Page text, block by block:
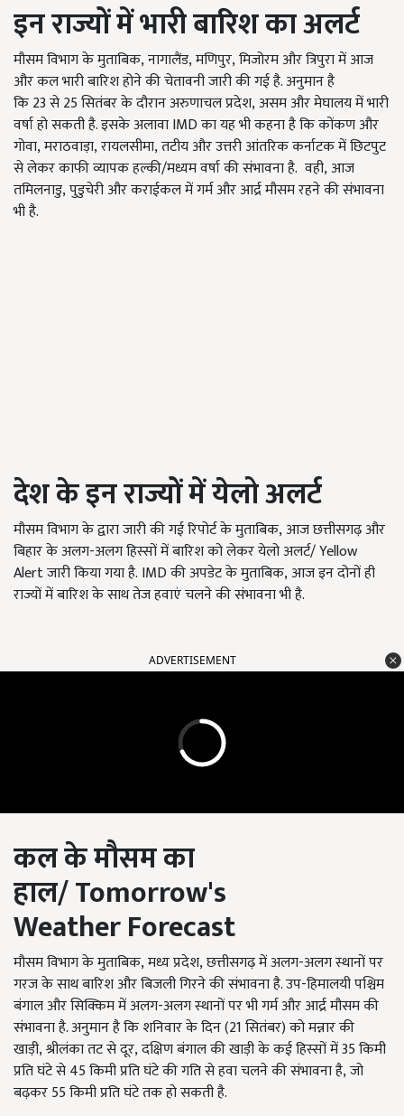
इन राज्यों में भारी बारिश का अलर्ट
मौसम विभाग के मुताबिक, नागालैंड, मणिपुर, मिजोरम और त्रिपुरा में आज
और कल भारी बारिश होने की चेतावनी जारी की गई है. अनुमान है
कि 23 से 25 सितंबर के दौरान अरुणाचल प्रदेश, असम और मेघालय में भारी
वर्षा हो सकती है. इसके अलावा IMD का यह भी कहना है कि कोंकण और
गोवा, मराठवाड़ा, रायलसीमा, तटीय और उत्तरी आंतरिक कर्नाटक में छिटपुट
से लेकर काफी व्यापक हल्की/मध्यम वर्षा की संभावना है. वही, आज
तमिलनाडु, पुडुचेरी और कराईकल में गर्म और आर्द्र मौसम रहने की संभावना
भी है.
देश के इन राज्यों में येलो अलर्ट
मौसम विभाग के द्वारा जारी की गई रिपोर्ट के मुताबिक, आज छत्तीसगढ़ और
बिहार के अलग-अलग हिस्सों में बारिश को लेकर येलो अलर्ट/ Yellow
Alert जारी किया गया है. IMD की अपडेट के मुताबिक, आज इन दोनों ही
राज्यों में बारिश के साथ तेज हवाएं चलने की संभावना भी है.
ADVERTISEMENT
कल के मौसम का
हाल/Tomorrow's
WeatherForecast
मौसम विभाग के मुताबिक, मध्य प्रदेश, छत्तीसगढ़ में अलग-अलग स्थानों पर
गरज के साथ बारिश और बिजली गिरने की संभावना है. उप-हिमालयी पश्चिम
बंगाल और सिक्किम में अलग-अलग स्थानों पर भी गर्म और आर्द्र मौसम की
संभावना है. अनुमान है कि शनिवार के दिन (21 सितंबर) को मन्नार की
खाड़ी, श्रीलंका तट से दूर, दक्षिण बंगाल की खाड़ी के कई हिस्सों में 35 किमी
प्रति घंटे से 45 किमी प्रति घंटे की गति से हवा चलने की संभावना है, जो
बढ़कर 55 किमी प्रति घंटे तक हो सकती है.